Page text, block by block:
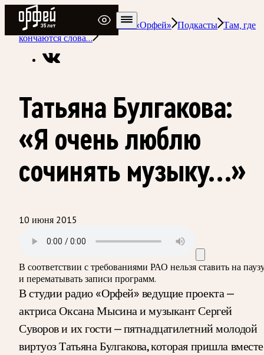
Радио Орфей
Радио классической музыки «Орфей» Подкасты Там, где
кончаются слова…
Татьяна Булгакова:
«Я очень люблю
сочинять музыку…»
10 июня 2015
В соответствии с требованиями РАО нельзя ставить на
и перематывать записи программ.
В студии радио «Орфей» ведущие проекта —
актриса Оксана Мысина и музыкант Сергей
Суворов и их гости — пятнадцатилетний молодой
виртуоз Татьяна Булгакова, которая пришла вместе